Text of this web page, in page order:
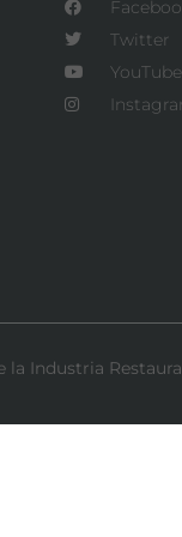
Twitter
YouTube
la Industria